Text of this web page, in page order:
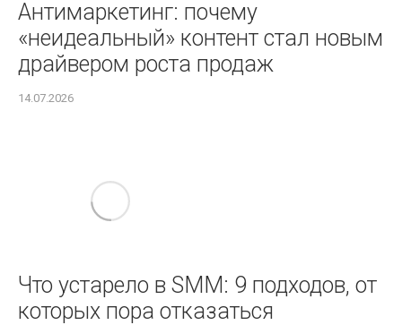
Антимаркетинг: почему
«неидеальный» контент стал новым
драйвером роста продаж
14.07.2026
Что устарело в SMM: 9 подходов, от
которых пора отказаться